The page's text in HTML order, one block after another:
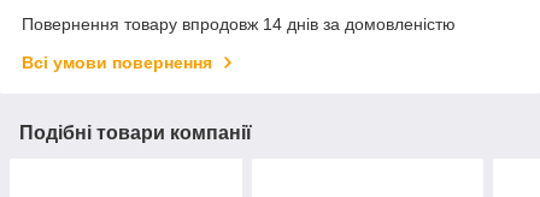
Повернення товару впродовж 14 днів за домовленістю
Всі умови повернення
Подібні товари компанії